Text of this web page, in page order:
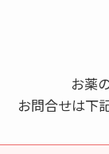
お薬
お問合せは下